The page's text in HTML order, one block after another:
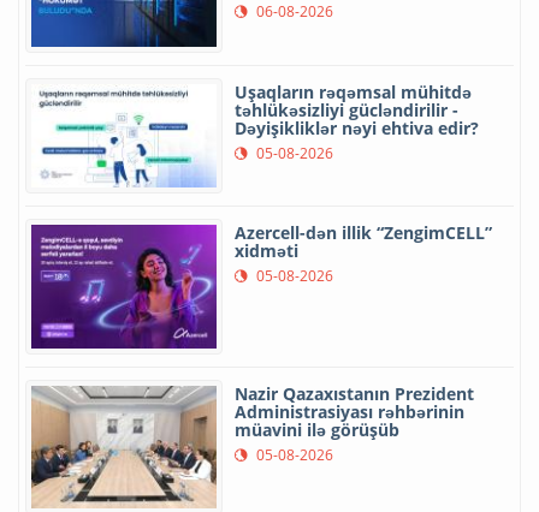
06-08-2026
Uşaqların rəqəmsal mühitdə
təhlükəsizliyi gücləndirilir -
Dəyişikliklər nəyi ehtiva edir?
05-08-2026
Azercell-dən illik “ZengimCELL”
xidməti
05-08-2026
Nazir Qazaxıstanın Prezident
Administrasiyası rəhbərinin
müavini ilə görüşüb
05-08-2026